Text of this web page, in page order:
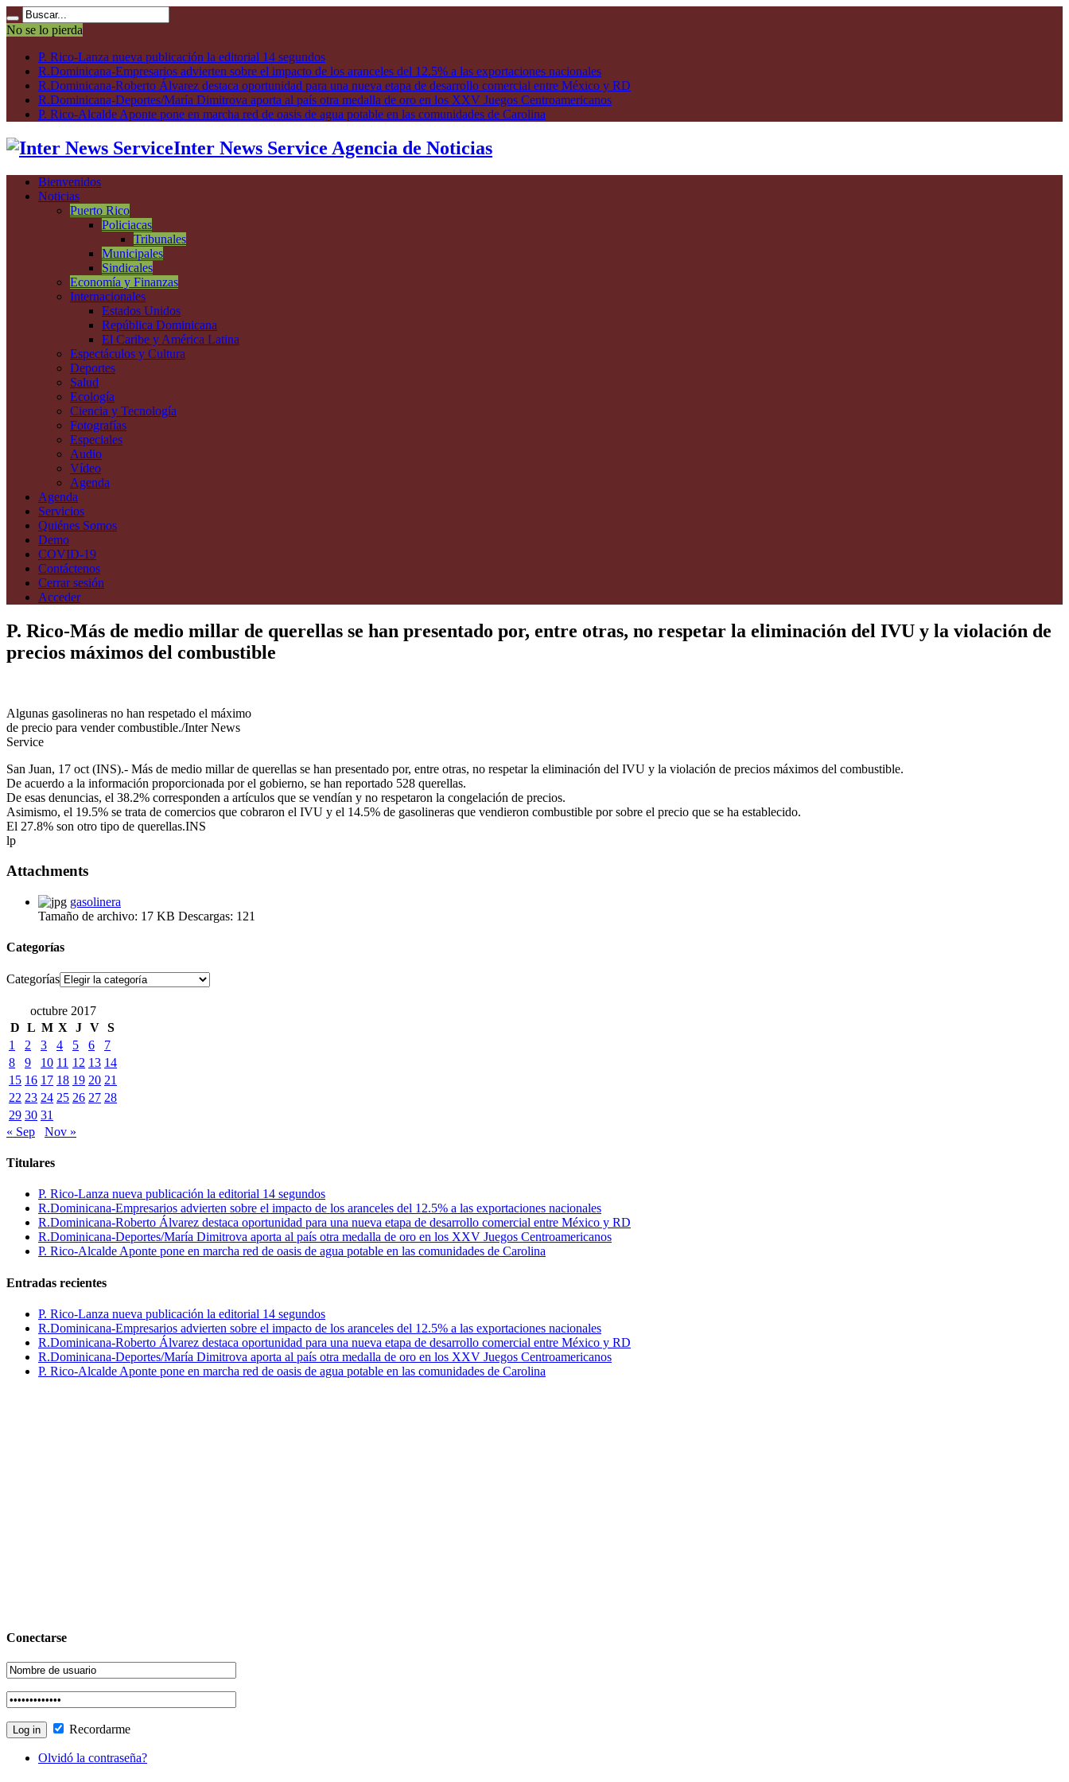
No se lo pierda
P. Rico-Lanza nueva publicación la editorial 14 segundos
R.Dominicana-Empresarios advierten sobre el impacto de los aranceles del 12.5% a las exportaciones nacionales
R.Dominicana-Roberto Álvarez destaca oportunidad para una nueva etapa de desarrollo comercial entre México y RD
R.Dominicana-Deportes/María Dimitrova aporta al país otra medalla de oro en los XXV Juegos Centroamericanos
P. Rico-Alcalde Aponte pone en marcha red de oasis de agua potable en las comunidades de Carolina
Inter News Service Agencia de Noticias
Bienvenidos
Noticias
Puerto Rico
Policiacas
Tribunales
Municipales
Sindicales
Economía y Finanzas
Internacionales
Estados Unidos
República Dominicana
El Caribe y América Latina
Espectáculos y Cultura
Deportes
Salud
Ecología
Ciencia y Tecnología
Fotografías
Especiales
Audio
Vídeo
Agenda
Agenda
Servicios
Quiénes Somos
Demo
COVID-19
Contáctenos
Cerrar sesión
Acceder
P. Rico-Más de medio millar de querellas se han presentado por, entre otras, no respetar la eliminación del IVU y la violación de
precios máximos del combustible
Algunas gasolineras no han respetado el máximo
de precio para vender combustible./Inter News
Service
San Juan, 17 oct (INS).- Más de medio millar de querellas se han presentado por, entre otras, no respetar la eliminación del IVU y la violación de precios máximos del combustible.
De acuerdo a la información proporcionada por el gobierno, se han reportado 528 querellas.
De esas denuncias, el 38.2% corresponden a artículos que se vendían y no respetaron la congelación de precios.
Asimismo, el 19.5% se trata de comercios que cobraron el IVU y el 14.5% de gasolineras que vendieron combustible por sobre el precio que se ha establecido.
El 27.8% son otro tipo de querellas.INS
lp
Attachments
gasolinera
Tamaño de archivo: 17 KB Descargas: 121
Categorías
Categorías
octubre 2017
D L M X J V S
1
2 3 4 5 6
7
8
9 10 11 12 13 14
15 16 17 18 19 20 21
22 23 24 25 26 27 28
29 30 31
« Sep
Nov »
Titulares
P. Rico-Lanza nueva publicación la editorial 14 segundos
R.Dominicana-Empresarios advierten sobre el impacto de los aranceles del 12.5% a las exportaciones nacionales
R.Dominicana-Roberto Álvarez destaca oportunidad para una nueva etapa de desarrollo comercial entre México y RD
R.Dominicana-Deportes/María Dimitrova aporta al país otra medalla de oro en los XXV Juegos Centroamericanos
P. Rico-Alcalde Aponte pone en marcha red de oasis de agua potable en las comunidades de Carolina
Entradas recientes
P. Rico-Lanza nueva publicación la editorial 14 segundos
R.Dominicana-Empresarios advierten sobre el impacto de los aranceles del 12.5% a las exportaciones nacionales
R.Dominicana-Roberto Álvarez destaca oportunidad para una nueva etapa de desarrollo comercial entre México y RD
R.Dominicana-Deportes/María Dimitrova aporta al país otra medalla de oro en los XXV Juegos Centroamericanos
P. Rico-Alcalde Aponte pone en marcha red de oasis de agua potable en las comunidades de Carolina
Conectarse
Recordarme
Olvidó la contraseña?